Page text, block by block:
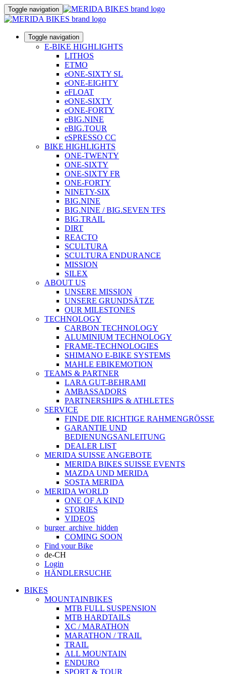
Toggle navigation
Toggle navigation
E-BIKE HIGHLIGHTS
LITHOS
ETMO
eONE-SIXTY SL
eONE-EIGHTY
eFLOAT
eONE-SIXTY
eONE-FORTY
eBIG.NINE
eBIG.TOUR
eSPRESSO CC
BIKE HIGHLIGHTS
ONE-TWENTY
ONE-SIXTY
ONE-SIXTY FR
ONE-FORTY
NINETY-SIX
BIG.NINE
BIG.NINE / BIG.SEVEN TFS
BIG.TRAIL
DIRT
REACTO
SCULTURA
SCULTURA ENDURANCE
MISSION
SILEX
ABOUT US
UNSERE MISSION
UNSERE GRUNDSÄTZE
OUR MILESTONES
TECHNOLOGY
CARBON TECHNOLOGY
ALUMINIUM TECHNOLOGY
FRAME-TECHNOLOGIES
SHIMANO E-BIKE SYSTEMS
MAHLE EBIKEMOTION
TEAMS & PARTNER
LARA GUT-BEHRAMI
AMBASSADORS
PARTNERSHIPS & ATHLETES
SERVICE
FINDE DIE RICHTIGE RAHMENGRÖSSE
GARANTIE UND
BEDIENUNGSANLEITUNG
DEALER LIST
MERIDA SUISSE ANGEBOTE
MERIDA BIKES SUISSE EVENTS
MAZDA UND MERIDA
SOSTA MERIDA
MERIDA WORLD
ONE OF A KIND
STORIES
VIDEOS
burger_archive_hidden
COMING SOON
Find your Bike
de-CH
Login
HÄNDLERSUCHE
BIKES
MOUNTAINBIKES
MTB FULL SUSPENSION
MTB HARDTAILS
XC / MARATHON
MARATHON / TRAIL
TRAIL
ALL MOUNTAIN
ENDURO
SPORT & TOUR